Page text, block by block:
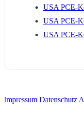
USA PCE-
USA PCE-
USA PCE-
Impressum Datenschutz